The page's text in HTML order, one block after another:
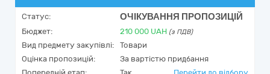
Статус: ОЧІКУВАННЯ ПРОПОЗИЦІЙ
Бюджет: 210 000 UAH (з ПДВ)
Вид предмету закупівлі:
Товари
Оцінка пропозицій:
За вартістю придбання